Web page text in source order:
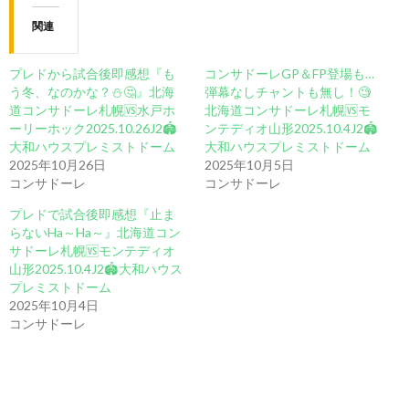
関連
プレドから試合後即感想『も
う冬、なのかな？⛄🤔』北海
道コンサドーレ札幌🆚️水戸ホ
ーリーホック2025.10.26J2🏟️
大和ハウスプレミストドーム
2025年10月26日
コンサドーレ
コンサドーレGP＆FP登場も…
弾幕なしチャントも無し！🧐
北海道コンサドーレ札幌🆚モ
ンテディオ山形2025.10.4J2🏟️
大和ハウスプレミストドーム
2025年10月5日
コンサドーレ
プレドで試合後即感想『止ま
らないHa～Ha～』北海道コン
サドーレ札幌🆚モンテディオ
山形2025.10.4J2🏟️大和ハウス
プレミストドーム
2025年10月4日
コンサドーレ